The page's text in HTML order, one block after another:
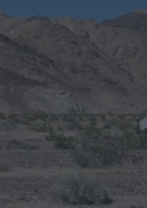
Paremkite Ukrainą